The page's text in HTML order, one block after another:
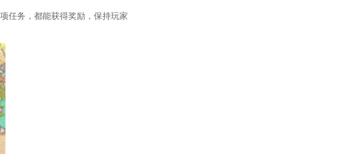
任务，都能获得奖励，保持玩家